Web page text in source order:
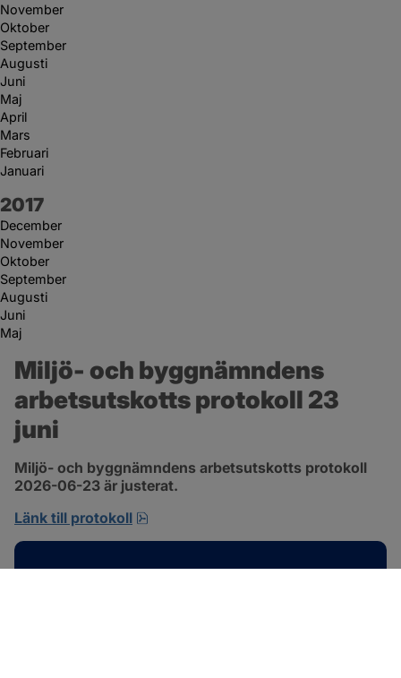
November
Oktober
September
Augusti
Juni
Maj
April
Mars
Februari
Januari
År:
2017
December
November
Oktober
September
Augusti
Juni
Maj
Miljö- och byggnämndens
arbetsutskotts protokoll 23
juni
Miljö- och byggnämndens arbetsutskotts protokoll
2026-06-23 är justerat.
Länk till protokoll